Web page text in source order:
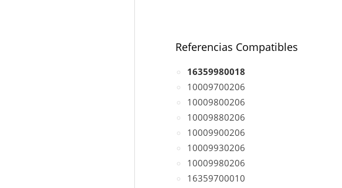
Referencias Compatibles
16359980018
10009700206
10009800206
10009880206
10009900206
10009930206
10009980206
16359700010